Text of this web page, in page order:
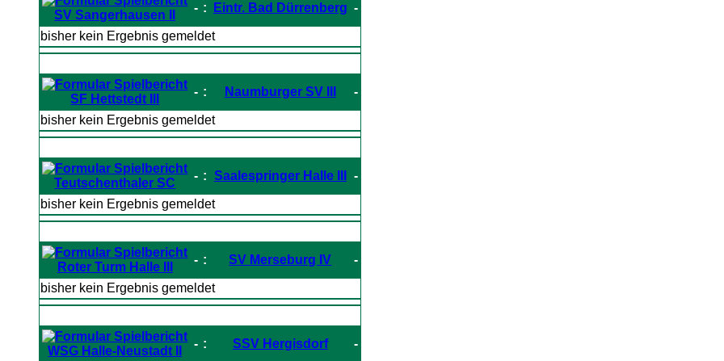
SV Sangerhausen II
- : Eintr. Bad Dürrenberg -
bisher kein Ergebnis gemeldet
SF Hettstedt III
- : Naumburger SV III -
bisher kein Ergebnis gemeldet
Teutschenthaler SC
- : Saalespringer Halle III -
bisher kein Ergebnis gemeldet
Roter Turm Halle III
- : SV Merseburg IV -
bisher kein Ergebnis gemeldet
WSG Halle-Neustadt II
- : SSV Hergisdorf -